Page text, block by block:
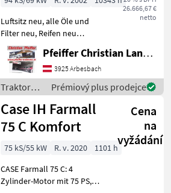
26.666,67 €
netto
Luftsitz neu, alle Öle und
Filter neu, Reifen neu
Pohon: Pohon všetkých
kolies, , Stanovište
rušňovodiča: Vodičská
kabína, Vývodový hriadeľ
hnacieho hriadeľa:
430/540/7
Pfeiffer Christian Landtechnik
3925 Arbesbach
Traktory /
Case IH
Prémiový plus prodejce
Case IH Farmall
75 C Komfort
Cena
na
vyžádání
75 kS/55 kW R. v. 2020
1101 h
CASE Farmall 75 C: 4
Zylinder-Motor mit 75 PS,